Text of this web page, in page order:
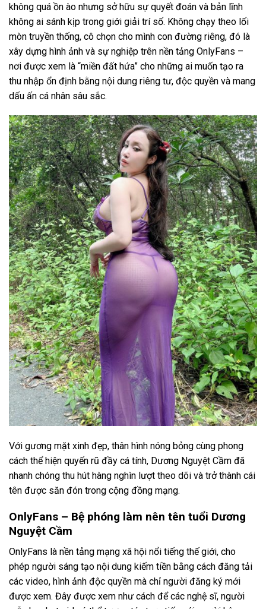
không quá ồn ào nhưng sở hữu sự quyết đoán và bản lĩnh
không ai sánh kịp trong giới giải trí số. Không chạy theo lối
mòn truyền thống, cô chọn cho mình con đường riêng, đó là
xây dựng hình ảnh và sự nghiệp trên nền tảng OnlyFans –
nơi được xem là “miền đất hứa” cho những ai muốn tạo ra
thu nhập ổn định bằng nội dung riêng tư, độc quyền và mang
dấu ấn cá nhân sâu sắc.
Với gương mặt xinh đẹp, thân hình nóng bỏng cùng phong
cách thể hiện quyến rũ đầy cá tính, Dương Nguyệt Cầm đã
nhanh chóng thu hút hàng nghìn lượt theo dõi và trở thành cái
tên được săn đón trong cộng đồng mạng.
OnlyFans – Bệ phóng làm nên tên tuổi Dương
Nguyệt Cầm
OnlyFans là nền tảng mạng xã hội nổi tiếng thế giới, cho
phép người sáng tạo nội dung kiếm tiền bằng cách đăng tải
các video, hình ảnh độc quyền mà chỉ người đăng ký mới
được xem. Đây được xem như cách để các nghệ sĩ, người